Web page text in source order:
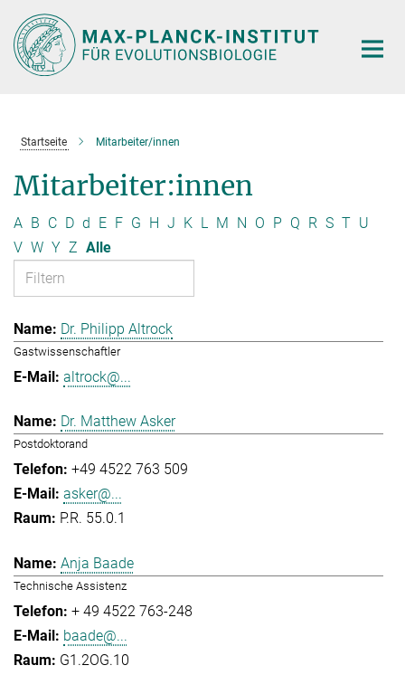
Hauptinhalt
Startseite Mitarbeiter/innen
Mitarbeiter:innen
A B C D d E F G H J K L M N O P Q R S T U
V W Y Z Alle
Dr. Philipp Altrock
Gastwissenschaftler
altrock@...
Dr. Matthew Asker
Postdoktorand
+49 4522 763 509
asker@...
P.R. 55.0.1
Anja Baade
Technische Assistenz
+ 49 4522 763-248
baade@...
G1.2OG.10